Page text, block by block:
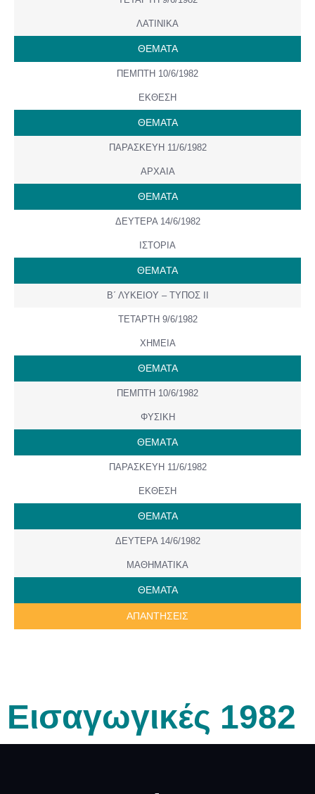
ΛΑΤΙΝΙΚΑ
ΘΕΜΑΤΑ
ΠΕΜΠΤΗ 10/6/1982
ΕΚΘΕΣΗ
ΘΕΜΑΤΑ
ΠΑΡΑΣΚΕΥΗ 11/6/1982
ΑΡΧΑΙΑ
ΘΕΜΑΤΑ
ΔΕΥΤΕΡΑ 14/6/1982
ΙΣΤΟΡΙΑ
ΘΕΜAΤΑ
Β΄ ΛΥΚΕΙΟΥ – ΤΥΠΟΣ ΙΙ
ΤΕΤΑΡΤΗ 9/6/1982
ΧΗΜΕΙΑ
ΘΕΜΑΤΑ
ΠΕΜΠΤΗ 10/6/1982
ΦΥΣΙΚΗ
ΘΕΜAΤΑ
ΠΑΡΑΣΚΕΥΗ 11/6/1982
ΕΚΘΕΣΗ
ΘΕΜΑΤΑ
ΔΕΥΤΕΡΑ 14/6/1982
ΜΑΘΗΜΑΤΙΚΑ
ΘΕΜΑΤΑ
ΑΠΑΝΤΗΣΕΙΣ
Εισαγωγικές 1982